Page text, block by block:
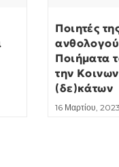
Ποιητές
Ποιήματα
την
(δε)κάτων
16 Μαρτίου, 2023